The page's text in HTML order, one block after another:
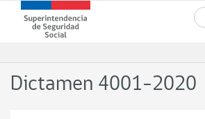
contenido
Superintendencia
de
-
Dictamen 4001-2020